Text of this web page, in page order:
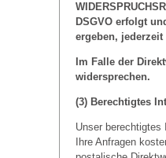
DSGVO erfolgt
ergeben,
Im Falle der
widersprechen.
(3) Berechtigtes
Unser berechtigtes
Ihre Anfragen